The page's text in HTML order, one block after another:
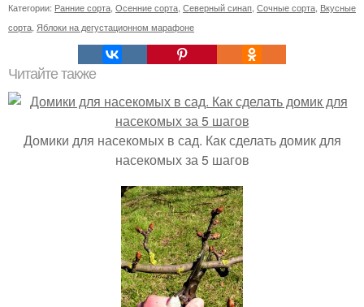
Категории: Ранние сорта Осенние сорта Северный синап Сочные сорта Вкусные
сорта Яблоки на дегустационном марафоне
Читайте также
Домики для насекомых в сад. Как сделать домик для
насекомых за 5 шагов